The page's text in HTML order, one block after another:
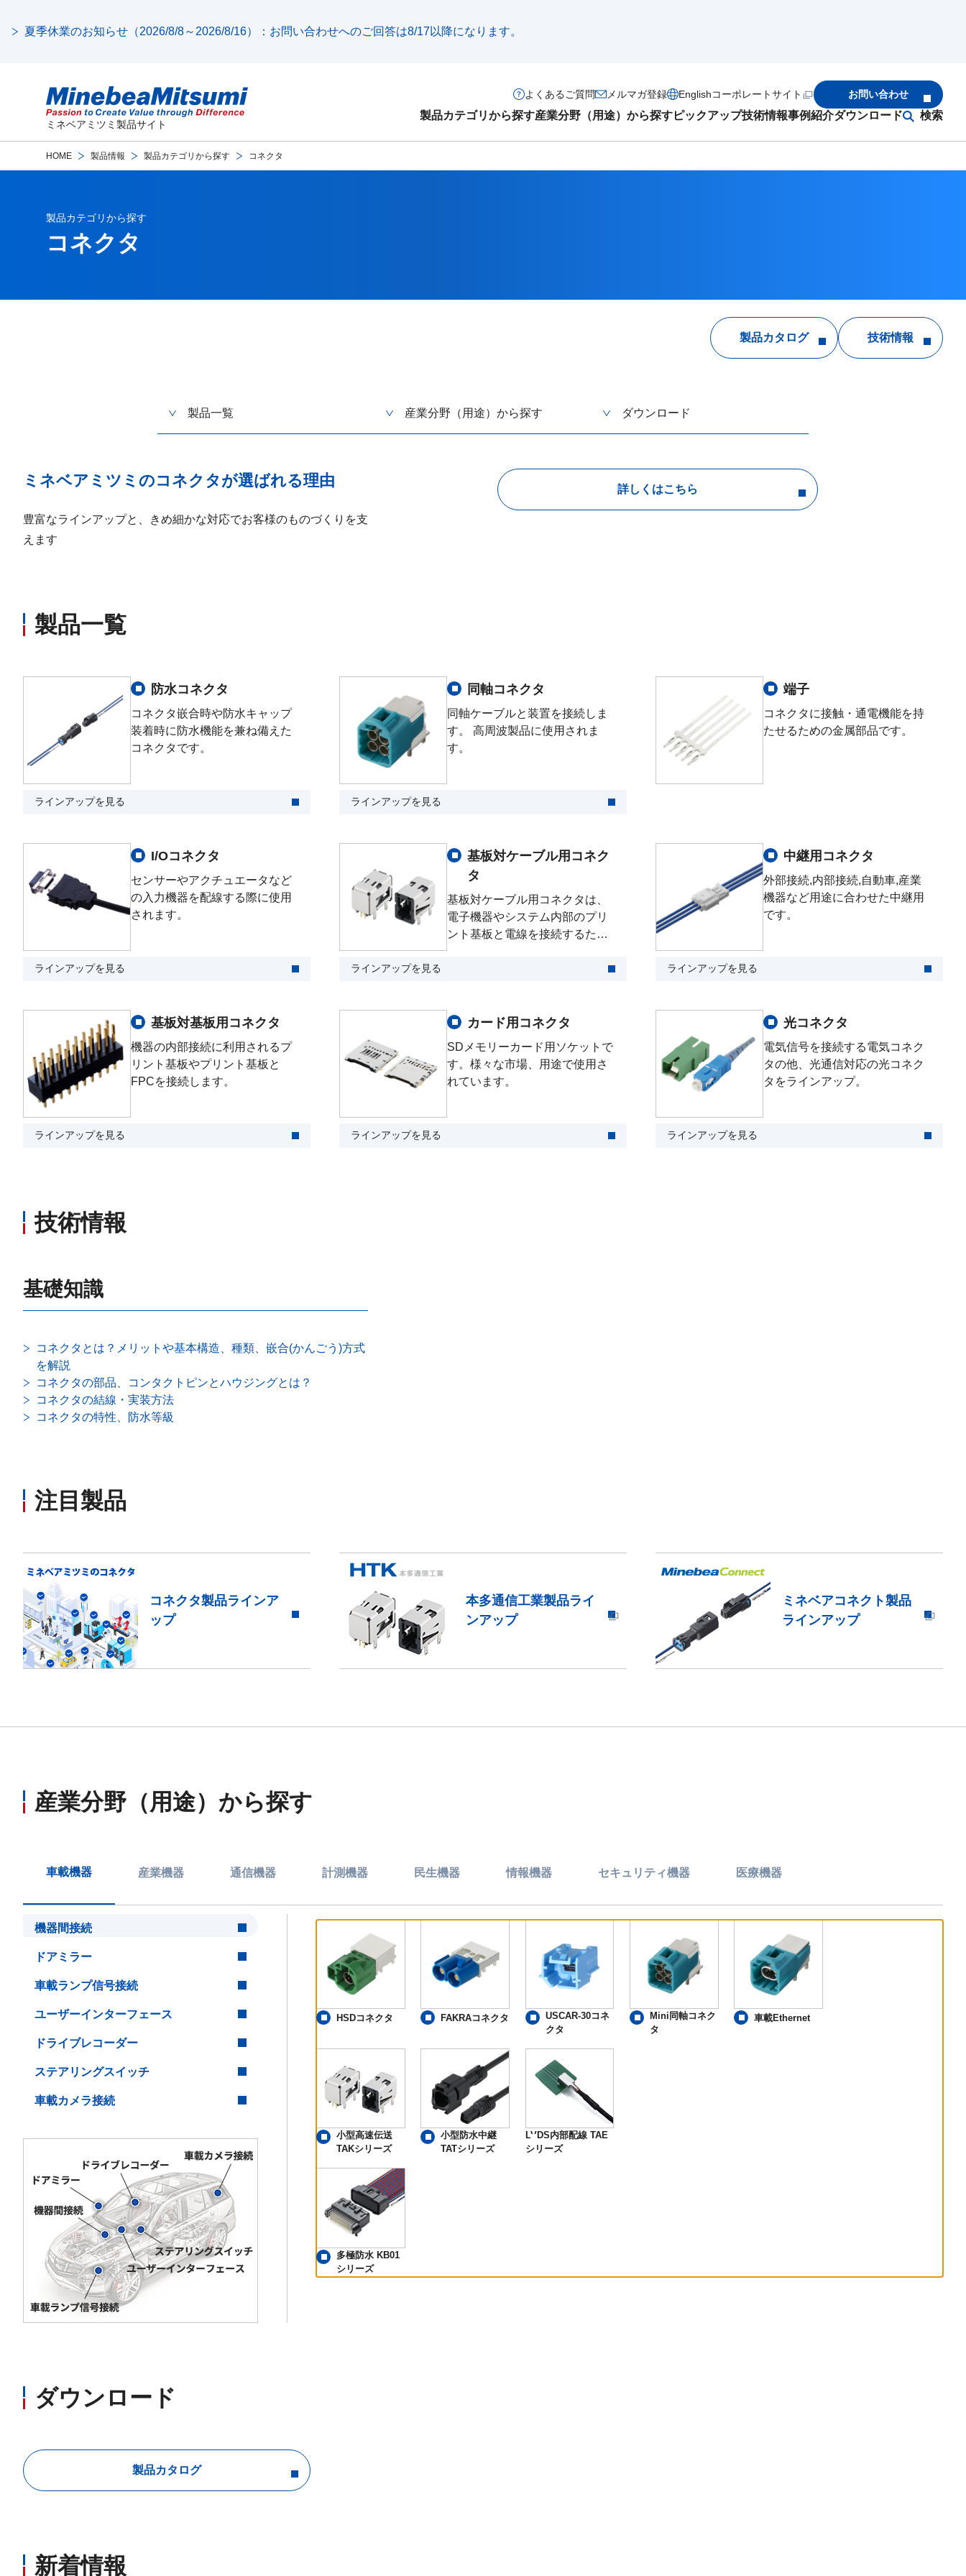
夏季休業のお知らせ（2026/8/8～2026/8/16）：お問い合わせへのご回答は8/17以降になります。
ミネベアミツミ製品サイト
製品カテゴリから探す産業分野（用途）から探すピックアップ技術情報事例紹介ダウンロード 検索
よくあるご質問 メルマガ登録 Englishコーポレートサイト お問い合わせ
HOME 製品情報 製品カテゴリから探す コネクタ
製品カテゴリから探す
コネクタ
製品カタログ 技術情報
製品一覧 産業分野（用途）から探す ダウンロード
ミネベアミツミのコネクタが選ばれる理由
豊富なラインアップと、きめ細かな対応でお客様のものづくりを支
えます
詳しくはこちら
製品一覧
防水コネクタ
コネクタ嵌合時や防水キャップ
装着時に防水機能を兼ね備えた
コネクタです。
ラインアップを見る
同軸コネクタ
同軸ケーブルと装置を接続しま
す。 高周波製品に使用されま
す。
ラインアップを見る
端子
コネクタに接触・通電機能を持
たせるための金属部品です。
I/Oコネクタ
センサーやアクチュエータなど
の入力機器を配線する際に使用
されます。
ラインアップを見る
基板対ケーブル用コネク
タ
基板対ケーブル用コネクタは、
電子機器やシステム内部のプリ
ント基板と電線を接続するため
ラインアップを見る
中継用コネクタ
外部接続,内部接続,自動車,産業
機器など用途に合わせた中継用
です。
ラインアップを見る
基板対基板用コネクタ
機器の内部接続に利用されるプ
リント基板やプリント基板と
FPCを接続します。
ラインアップを見る
カード用コネクタ
SDメモリーカード用ソケットで
す。様々な市場、用途で使用さ
れています。
ラインアップを見る
光コネクタ
電気信号を接続する電気コネク
タの他、光通信対応の光コネク
タをラインアップ。
ラインアップを見る
技術情報
基礎知識
コネクタとは？メリットや基本構造、種類、嵌合(かんごう)方式
を解説
コネクタの部品、コンタクトピンとハウジングとは？
コネクタの結線・実装方法
コネクタの特性、防水等級
注目製品
コネクタ製品ラインア
ップ
本多通信工業製品ライ
ンアップ
ミネベアコネクト製品
ラインアップ
産業分野（用途）から探す
車載機器 産業機器 通信機器 計測機器 民生機器 情報機器 セキュリティ機器 医療機器
機器間接続
ドアミラー
車載ランプ信号接続
ユーザーインターフェース
ドライブレコーダー
ステアリングスイッチ
車載カメラ接続
HSDコネクタ FAKRAコネクタ
USCAR-30コネ
クタ
Mini同軸コネク
タ
車載Ethernet
小型高速伝送
TAKシリーズ
小型防水中継
TATシリーズ
LVDS内部配線 TAE
シリーズ
多極防水 KB01
シリーズ
ダウンロード
製品カタログ
新着情報